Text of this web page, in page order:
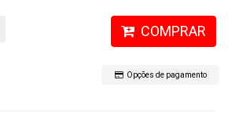
COMPRAR
Opções de pagamento